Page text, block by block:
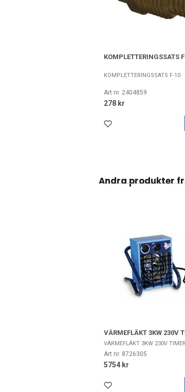
KOMPLETTERINGSSATS
KOMPLETTERINGSSATS F-10
Art nr. 2404859
278 kr
Andra produkter
VÄRMEFLÄKT 3KW 230V
VÄRMEFLÄKT 3KW 230V TIMER
Art nr. 8726305
5754 kr